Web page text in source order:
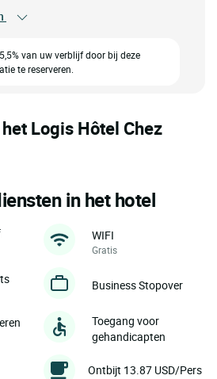
van uw verblijf door bij deze
te reserveren.
Logis Hôtel Chez
in het hotel
WIFI
Gratis
Business Stopover
Toegang voor
gehandicapten
Ontbijt 13.87 USD/Pers